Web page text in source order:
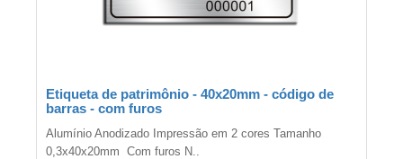
Etiqueta de patrimônio - 40x20mm - código de
barras - com furos
Alumínio Anodizado Impressão em 2 cores Tamanho
0,3x40x20mm Com furos N..